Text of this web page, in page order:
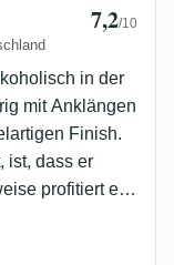
7,2/10
in der
mit Anklängen
Finish.
ist, dass er
profitiert er